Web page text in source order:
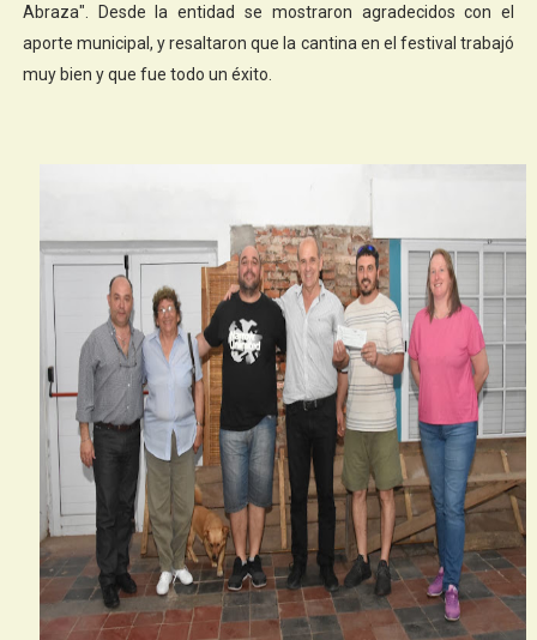
Abraza". Desde la entidad se mostraron agradecidos con el
aporte municipal, y resaltaron que la cantina en el festival trabajó
muy bien y que fue todo un éxito.